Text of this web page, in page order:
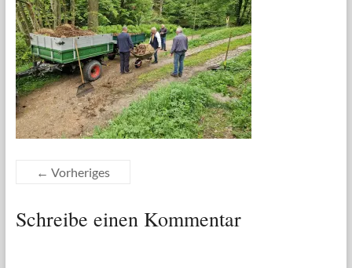
← Vorheriges
Schreibe einen Kommentar